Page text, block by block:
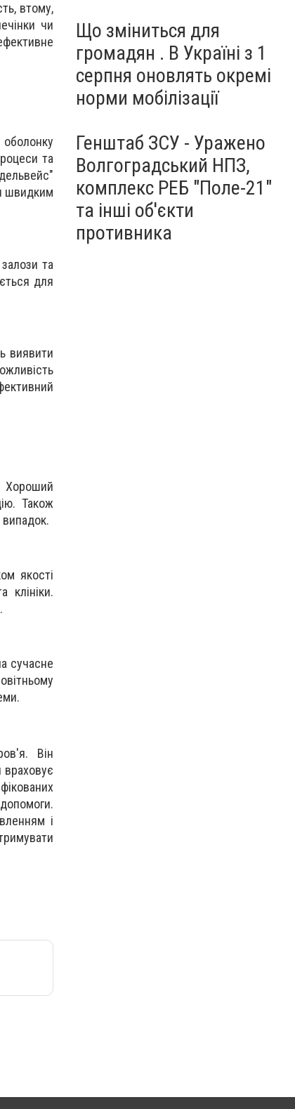
втому,
чи
та
швидким
та
для
виявити
Хороший
Також
якості
клініки.
сучасне
Він
враховує
і
Що зміниться для
громадян . В Україні з 1
серпня оновлять окремі
норми мобілізації
Генштаб ЗСУ - Уражено
Волгоградський НПЗ,
комплекс РЕБ "Поле-21"
та інші об'єкти
противника